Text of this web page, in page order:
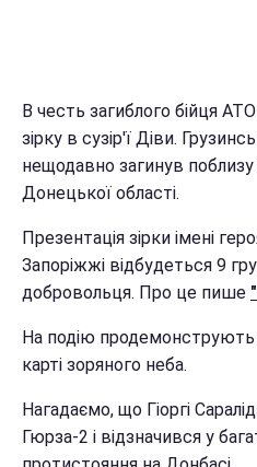
В честь загиблого бійця АТО
зірку в сузір'ї Діви.
нещодавно загинув
Донецької області.
Презентація зірки імені
Запоріжжі відбудеться 9
добровольця. Про це пише
На подію продемонструють
карті зоряного неба.
Нагадаємо, що Гіоргі
Гюрза-2 і відзначився у